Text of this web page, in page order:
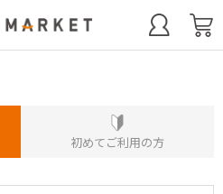
初めてご利用の方